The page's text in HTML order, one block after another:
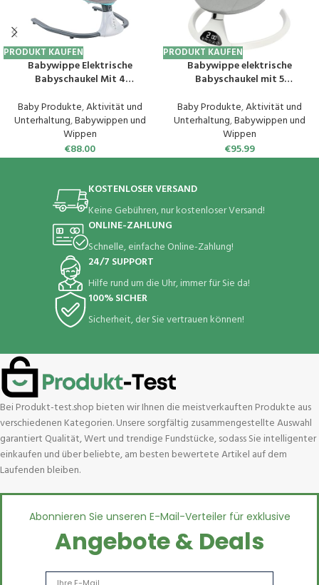
PRODUKT KAUFEN
Babywippe Elektrische
Babyschaukel Mit 4
Timing-Funktion Mp3-Player
Babyschaukelstuhl FüR
SäUglinge Im Alter Von 1-12
Monaten （Blau）
Baby Produkte,Aktivität und
Unterhaltung,Babywippen und
Wippen
€88.00
PRODUKT KAUFEN
Babywippe elektrische
Babyschaukel mit 5
Bluetooth-Musik-Babywippe
mit Fernbedienung,
Babyschaukelstuhl bis 12 kg für
0-12 Monate (Grün)
Baby Produkte,Aktivität und
Unterhaltung,Babywippen und
Wippen
€95.99
KOSTENLOSER VERSAND
Keine Gebühren, nur kostenloser Versand!
ONLINE-ZAHLUNG
Schnelle, einfache Online-Zahlung!
24/7 SUPPORT
Hilfe rund um die Uhr, immer für Sie da!
100% SICHER
Sicherheit, der Sie vertrauen können!
Bei Produkt-test.shop bieten wir Ihnen die meistverkauften Produkte aus
verschiedenen Kategorien. Unsere sorgfältig zusammengestellte Auswahl
garantiert Qualität, Wert und trendige Fundstücke, sodass Sie intelligenter
einkaufen und über beliebte, am besten bewertete Artikel auf dem
Laufenden bleiben.
Abonnieren Sie unseren E-Mail-Verteiler für exklusive
Angebote & Deals